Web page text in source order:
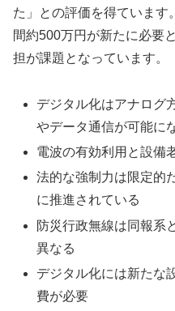
た」との評価を得ています
間約500万円が新たに必要
担が課題となっています。
デジタル化はアナログ
やデータ通信が可能に
電波の有効利用と設備
法的な強制力は限定的
に推進されている
防災行政無線は同報系
異なる
デジタル化には新たな
費が必要